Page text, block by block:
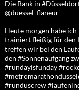
Die Bank in
@duessel_flaneur
Heute morgen habe
trainiert fleißig für den
treffen wir bei den
den #Sonnenaufgang
#rundayisfunday
#runduscrew